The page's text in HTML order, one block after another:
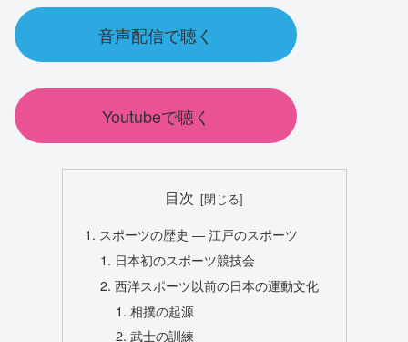
音声配信で聴く
Youtubeで聴く
目次
スポーツの歴史 ― 江戸のスポーツ
日本初のスポーツ競技会
西洋スポーツ以前の日本の運動文化
相撲の起源
武士の訓練